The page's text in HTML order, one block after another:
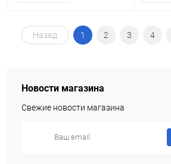
Назад 1 2 3 4
Новости магазина
Свежие новости магазина